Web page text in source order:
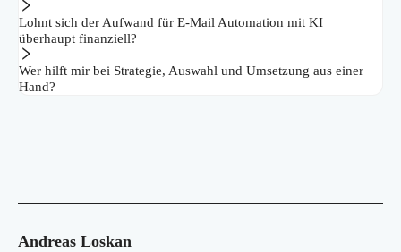
Lohnt sich der Aufwand für E-Mail Automation mit KI
überhaupt finanziell?
Wer hilft mir bei Strategie, Auswahl und Umsetzung aus einer
Hand?
Andreas Loskan